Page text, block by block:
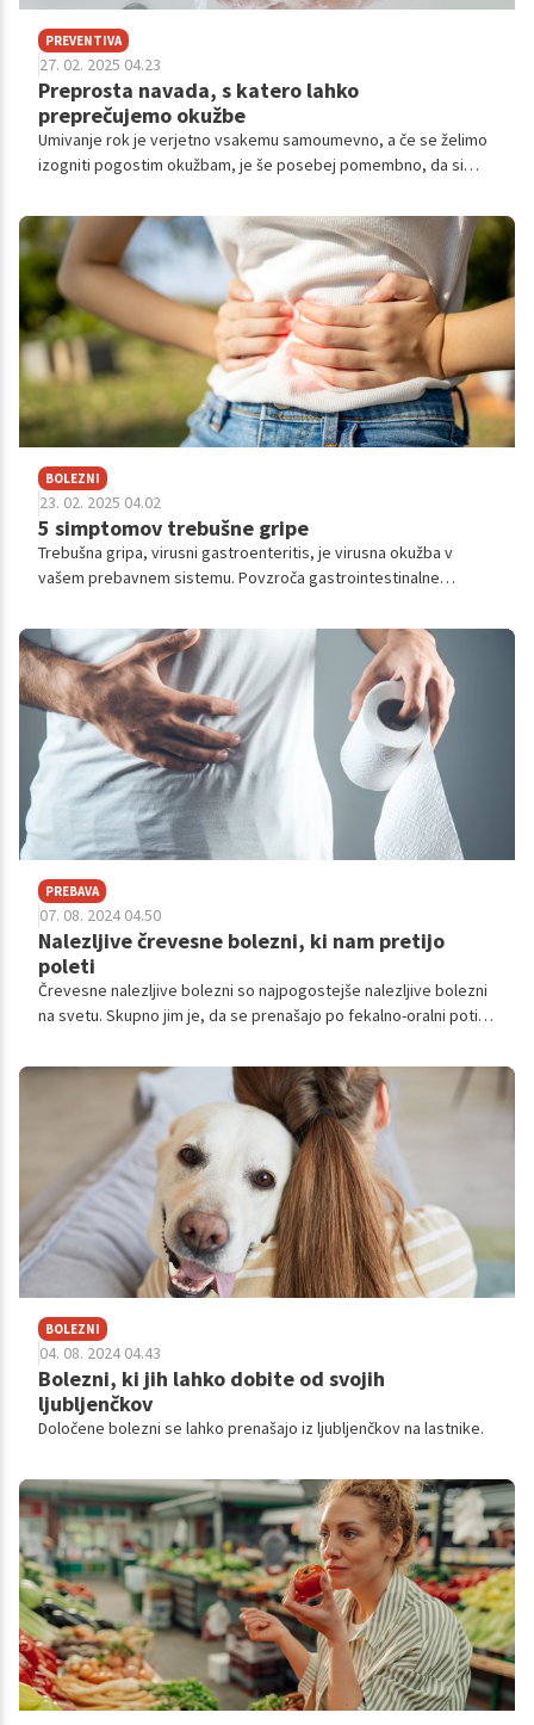
PREVENTIVA
27. 02. 2025 04.23
Preprosta navada, s katero lahko
preprečujemo okužbe
Umivanje rok je verjetno vsakemu samoumevno, a če se želimo
izogniti pogostim okužbam, je še posebej pomembno, da si
BOLEZNI
23. 02. 2025 04.02
5 simptomov trebušne gripe
Trebušna gripa, virusni gastroenteritis, je virusna okužba v
vašem prebavnem sistemu. Povzroča gastrointestinalne
vendar je lahko zelo
nalezljhttps://start.24ur.com/sites/10010/articlesiva.
PREBAVA
07. 08. 2024 04.50
Nalezljive črevesne bolezni, ki nam pretijo
poleti
Črevesne nalezljive bolezni so najpogostejše nalezljive bolezni
na svetu. Skupno jim je, da se prenašajo po fekalno-oralni poti,
vstopajo skozi usta. Pomembno vlogo pri prenosu, piše Kreni
Zdravo, imajo umazane roke in hrana živalskega izvora. Za
črevesnimi boleznimi pogosteje zbolevamo poleti, saj visoke
temperature spodbujajo razmnoževanje patogenov.
BOLEZNI
04. 08. 2024 04.43
Bolezni, ki jih lahko dobite od svojih
ljubljenčkov
Določene bolezni se lahko prenašajo iz ljubljenčkov na lastnike.